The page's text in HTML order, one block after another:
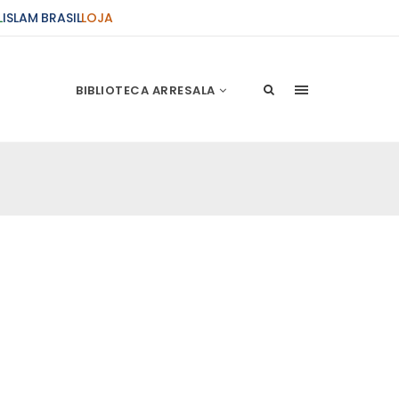
ISLAM BRASILLOJA
BIBLIOTECA ARRESALA